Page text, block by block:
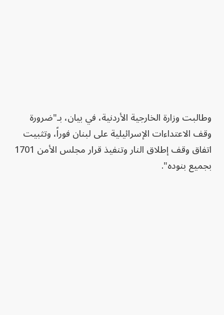
وطالبت وزارة الخارجية الأردنية، في بيان، بـ"ضرورة
وقف الاعتداءات الإسرائيلية على لبنان فوراً، وتثبيت
اتفاق وقف إطلاق النار وتنفيذ قرار مجلس الأمن 1701
بجميع بنوده".